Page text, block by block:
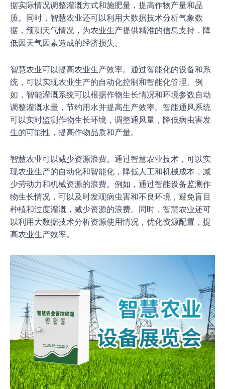
据实际情况调整灌溉方式和施肥量，提高作物产量和品
质。同时，智慧农业还可以利用大数据技术分析气象数
据，预测天气情况，为农业生产提供精准的信息支持，降
低因天气因素造成的经济损失。
智慧农业可以提高农业生产效率。通过智能化的设备和系
统，可以实现农业生产的自动化控制和智能化管理。例
如，智能灌溉系统可以根据作物生长情况和环境参数自动
调整灌溉水量，节约用水并提高生产效率。智能通风系统
可以实时监测作物生长环境，调整通风量，降低病虫害发
生的可能性，提高作物品质和产量。
智慧农业可以减少资源浪费。通过智慧农业技术，可以实
现农业生产的自动化和智能化，降低人工和机械成本，减
少劳动力和机械资源的浪费。例如，通过智能设备监测作
物生长情况，可以及时发现病虫害和不良环境，避免盲目
种植和过度灌溉，减少资源的浪费。同时，智慧农业还可
以利用大数据技术分析资源使用情况，优化资源配置，提
高农业生产效率。